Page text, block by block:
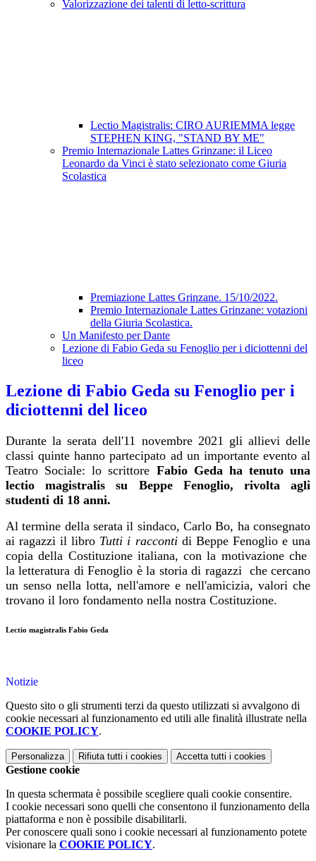
Valorizzazione dei talenti di letto-scrittura
Lectio Magistralis: CIRO AURIEMMA legge
STEPHEN KING, "STAND BY ME"
Premio Internazionale Lattes Grinzane: il Liceo
Leonardo da Vinci è stato selezionato come Giuria
Scolastica
Premiazione Lattes Grinzane. 15/10/2022.
Premio Internazionale Lattes Grinzane: votazioni
della Giuria Scolastica.
Un Manifesto per Dante
Lezione di Fabio Geda su Fenoglio per i diciottenni del
liceo
Lezione di Fabio Geda su Fenoglio per i
diciottenni del liceo
Durante la serata dell'11 novembre 2021 gli allievi delle
classi quinte hanno partecipato ad un importante evento al
Teatro Sociale: lo scrittore Fabio Geda ha tenuto una
lectio magistralis su Beppe Fenoglio, rivolta agli
studenti di 18 anni.
Al termine della serata il sindaco, Carlo Bo, ha consegnato
ai ragazzi il libro Tutti i raccontidi Beppe Fenoglio e una
copia della Costituzione italiana, con la motivazione che
la letteratura di Fenoglio è la storia di ragazzi che cercano
un senso nella lotta, nell'amore e nell'amicizia, valori che
trovano il loro fondamento nella nostra Costituzione.
Lectio magistralis Fabio Geda
Notizie
Questo sito o gli strumenti terzi da questo utilizzati si avvalgono di
cookie necessari al funzionamento ed utili alle finalità illustrate nella
COOKIE POLICY.
Personalizza Rifiuta tutti i cookies Accetta tutti i cookies
Gestione cookie
In questa schermata è possibile scegliere quali cookie consentire.
I cookie necessari sono quelli che consentono il funzionamento della
piattaforma e non è possibile disabilitarli.
Per conoscere quali sono i cookie necessari al funzionamento potete
visionare la COOKIE POLICY.